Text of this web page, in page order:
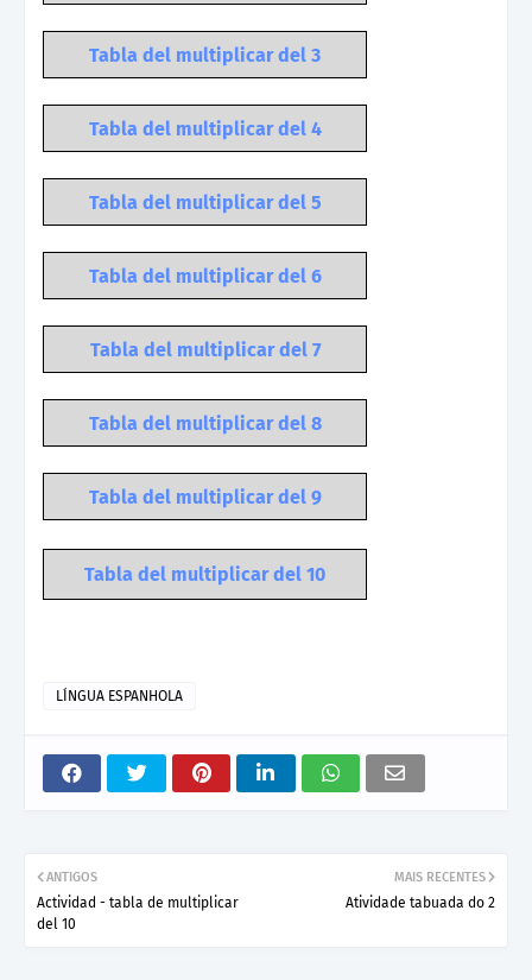
Tabla del multiplicar del 3
Tabla del multiplicar del 4
Tabla del multiplicar del 5
Tabla del multiplicar del 6
Tabla del multiplicar del 7
Tabla del multiplicar del 8
Tabla del multiplicar del 9
Tabla del multiplicar del 10
LÍNGUA ESPANHOLA
MAIS RECENTES
Atividade tabuada do 2
ANTIGOS
Actividad - tabla de multiplicar
del 10